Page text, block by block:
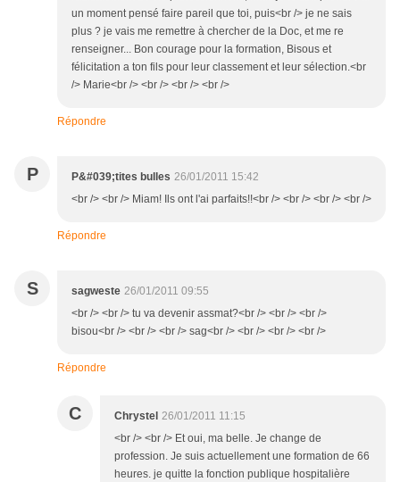
un moment pensé faire pareil que toi, puis<br /> je ne sais
plus ? je vais me remettre à chercher de la Doc, et me re
renseigner... Bon courage pour la formation, Bisous et
félicitation a ton fils pour leur classement et leur sélection.<br
/> Marie<br /> <br /> <br /> <br />
Répondre
P P&#039;tites bulles 26/01/2011 15:42
<br /> <br /> Miam! Ils ont l'ai parfaits!!<br /> <br /> <br /> <br />
Répondre
S sagweste 26/01/2011 09:55
<br /> <br /> tu va devenir assmat?<br /> <br /> <br />
bisou<br /> <br /> <br /> sag<br /> <br /> <br /> <br />
Répondre
C Chrystel 26/01/2011 11:15
<br /> <br /> Et oui, ma belle. Je change de
profession. Je suis actuellement une formation de 66
heures. je quitte la fonction publique hospitalière